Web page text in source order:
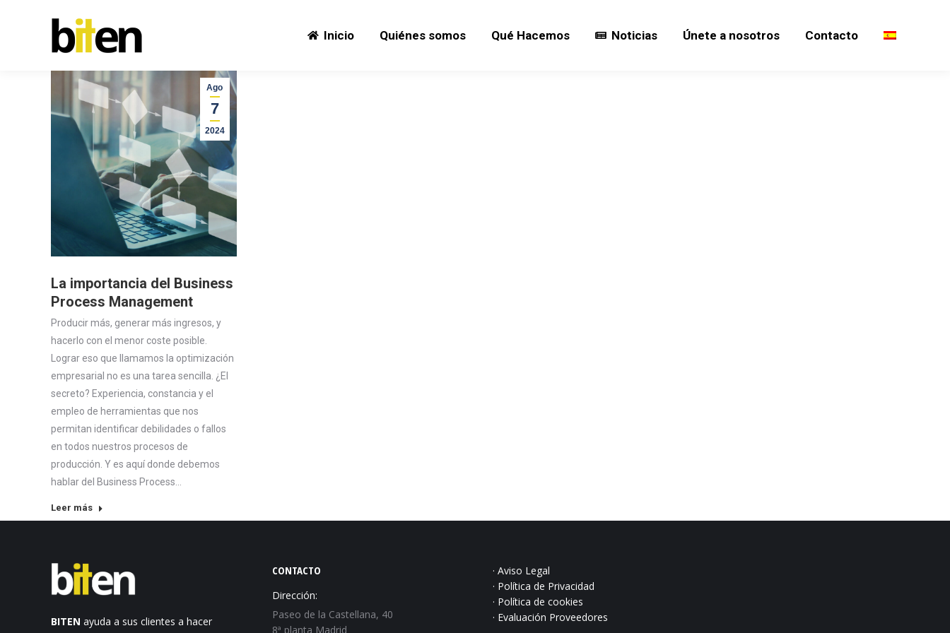
Inicio Quiénes somos Qué Hacemos Noticias Únete a nosotros Contacto
Ago
7
2024
La importancia del Business
Process Management
Producir más, generar más ingresos, y
hacerlo con el menor coste posible.
Lograr eso que llamamos la optimización
empresarial no es una tarea sencilla. ¿El
secreto? Experiencia, constancia y el
empleo de herramientas que nos
permitan identificar debilidades o fallos
en todos nuestros procesos de
producción. Y es aquí donde debemos
hablar del Business Process…
Leer más
BITEN ayuda a sus clientes a hacer
CONTACTO
Dirección:
Paseo de la Castellana, 40
8ª planta Madrid
· Aviso Legal
· Política de Privacidad
· Política de cookies
· Evaluación Proveedores